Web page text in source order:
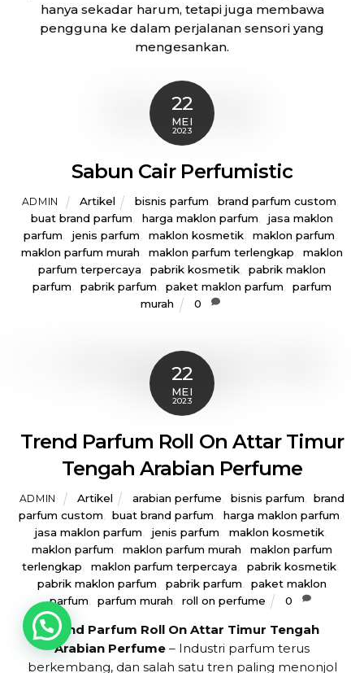
hanya sekadar harum, tetapi juga membawa
pengguna ke dalam perjalanan sensori yang
mengesankan.
22
MEI
2023
Sabun Cair Perfumistic
ADMIN Artikel bisnis parfum brand parfum custom
buat brand parfum
harga maklon parfum
jasa maklon
parfum
jenis parfum maklon kosmetik maklon parfum
maklon parfum murah
maklon parfum terlengkap
maklon
parfum terpercaya
pabrik kosmetik
pabrik maklon
parfum
pabrik parfum paket maklon parfum
parfum
murah
0
22
MEI
2023
Trend Parfum Roll On Attar Timur
Tengah Arabian Perfume
ADMIN Artikel arabian perfume bisnis parfum
brand
parfum custom
buat brand parfum harga maklon parfum
jasa maklon parfum
jenis parfum maklon kosmetik,
maklon parfum
maklon parfum murah
maklon parfum
terlengkap
maklon parfum terpercaya pabrik kosmetik,
pabrik maklon parfum
pabrik parfum
paket maklon
parfum
parfum murah roll on perfume 0
Trend Parfum Roll On Attar Timur Tengah
Arabian Perfume – Industri parfum terus
berkembang, dan salah satu tren paling menonjol